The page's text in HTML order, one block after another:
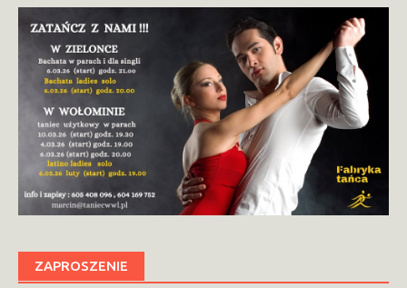
ZAPROSZENIE